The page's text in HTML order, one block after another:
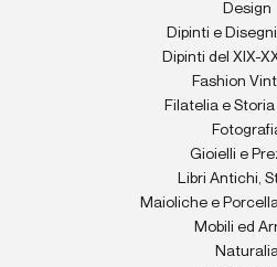
Design
Dipinti e
Dipinti del XIX-
Fashion
Filatelia e
Gioielli e
Libri Antichi,
Maioliche e
Mobili ed